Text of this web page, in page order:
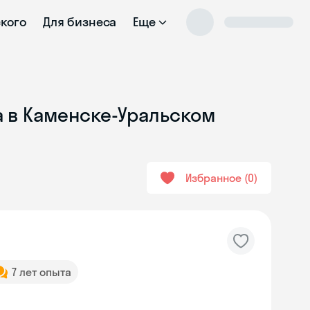
Для бизнеса Еще
в Каменске-Уральском
Избранное 0
7 лет опыта